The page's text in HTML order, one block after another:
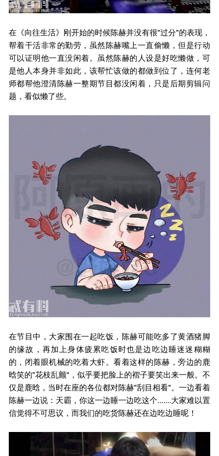
在《向往生活》刚开始的时候陈赫并没有很"过分"的表现，
帮着干活非常的勤劳，虽然陈赫嘴上一直偷懒，但是行动
可以证明他一直没闲着。虽然陈赫的人设是好吃懒做，可
是他人本身并非如此，该帮忙该做的都做到位了，连何老
师都帮他澄清陈赫一整期节目都没闲着，只是后期剪辑问
题，看似懒了些。
在节目中，大家围在一起吃饭，陈赫可能吃多了黄酒猪脚
的缘故，再加上身体疲累吃饭时也是边吃边睡迷迷糊糊
的，闭着眼机械的吃着大虾。看着这样的陈赫，旁边的鹿
晗笑的"花枝乱颤"，似乎要把脸上的褶子要笑出来一般。不
仅是鹿晗，当时在座的各位都对陈赫"刮目相看"。一边看着
陈赫一边说：天霸，你这一边睡一边吃这个.......大家难以置
信觉得不可思议，而我们的吃货陈赫还在边吃边睡呢！